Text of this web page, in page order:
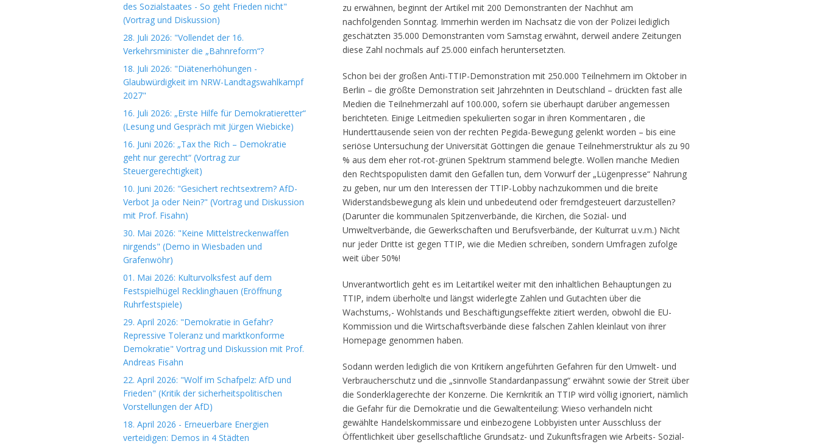
des Sozialstaates - So geht Frieden nicht"
(Vortrag und Diskussion)
28. Juli 2026: "Vollendet der 16.
Verkehrsminister die „Bahnreform“?
18. Juli 2026: "Diätenerhöhungen -
Glaubwürdigkeit im NRW-Landtagswahlkampf
2027"
16. Juli 2026: „Erste Hilfe für Demokratieretter“
(Lesung und Gespräch mit Jürgen Wiebicke)
16. Juni 2026: „Tax the Rich – Demokratie
geht nur gerecht“ (Vortrag zur
Steuergerechtigkeit)
10. Juni 2026: "Gesichert rechtsextrem? AfD-
Verbot Ja oder Nein?" (Vortrag und Diskussion
mit Prof. Fisahn)
30. Mai 2026: "Keine Mittelstreckenwaffen
nirgends" (Demo in Wiesbaden und
Grafenwöhr)
01. Mai 2026: Kulturvolksfest auf dem
Festspielhügel Recklinghauen (Eröffnung
Ruhrfestspiele)
29. April 2026: "Demokratie in Gefahr?
Repressive Toleranz und marktkonforme
Demokratie" Vortrag und Diskussion mit Prof.
Andreas Fisahn
22. April 2026: "Wolf im Schafpelz: AfD und
Frieden" (Kritik der sicherheitspolitischen
Vorstellungen der AfD)
18. April 2026 - Erneuerbare Energien
verteidigen: Demos in 4 Städten
zu erwähnen, beginnt der Artikel mit 200 Demonstranten der Nachhut am
nachfolgenden Sonntag. Immerhin werden im Nachsatz die von der Polizei lediglich
geschätzten 35.000 Demonstranten vom Samstag erwähnt, derweil andere Zeitungen
diese Zahl nochmals auf 25.000 einfach heruntersetzten.
Schon bei der großen Anti-TTIP-Demonstration mit 250.000 Teilnehmern im Oktober in
Berlin – die größte Demonstration seit Jahrzehnten in Deutschland – drückten fast alle
Medien die Teilnehmerzahl auf 100.000, sofern sie überhaupt darüber angemessen
berichteten. Einige Leitmedien spekulierten sogar in ihren Kommentaren , die
Hunderttausende seien von der rechten Pegida-Bewegung gelenkt worden – bis eine
seriöse Untersuchung der Universität Göttingen die genaue Teilnehmerstruktur als zu 90
% aus dem eher rot-rot-grünen Spektrum stammend belegte. Wollen manche Medien
den Rechtspopulisten damit den Gefallen tun, dem Vorwurf der „Lügenpresse“ Nahrung
zu geben, nur um den Interessen der TTIP-Lobby nachzukommen und die breite
Widerstandsbewegung als klein und unbedeutend oder fremdgesteuert darzustellen?
(Darunter die kommunalen Spitzenverbände, die Kirchen, die Sozial- und
Umweltverbände, die Gewerkschaften und Berufsverbände, der Kulturrat u.v.m.) Nicht
nur jeder Dritte ist gegen TTIP, wie die Medien schreiben, sondern Umfragen zufolge
weit über 50%!
Unverantwortlich geht es im Leitartikel weiter mit den inhaltlichen Behauptungen zu
TTIP, indem überholte und längst widerlegte Zahlen und Gutachten über die
Wachstums,- Wohlstands und Beschäftigungseffekte zitiert werden, obwohl die EU-
Kommission und die Wirtschaftsverbände diese falschen Zahlen kleinlaut von ihrer
Homepage genommen haben.
Sodann werden lediglich die von Kritikern angeführten Gefahren für den Umwelt- und
Verbraucherschutz und die „sinnvolle Standardanpassung“ erwähnt sowie der Streit über
die Sonderklagerechte der Konzerne. Die Kernkritik an TTIP wird völlig ignoriert, nämlich
die Gefahr für die Demokratie und die Gewaltenteilung: Wieso verhandeln nicht
gewählte Handelskommissare und einbezogene Lobbyisten unter Ausschluss der
Öffentlichkeit über gesellschaftliche Grundsatz- und Zukunftsfragen wie Arbeits- Sozial-